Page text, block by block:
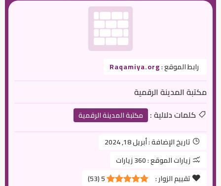
رابط الموقع :Raqamiya.org
مكتبة المدينة الرقمية
كلمات دلالية :
مكتبة المدينة الرقمية
تاريخ الإضافة :أبريل 18, 2024
زيارات الموقع :360 زيارات
تقييم الزوار :
5
(
53
)